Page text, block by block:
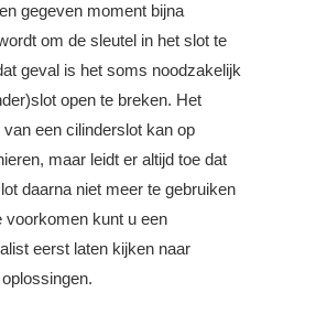
gegeven moment bijna
om de sleutel in het slot te
geval is het soms noodzakelijk
open te breken. Het
een cilinderslot kan op
maar leidt er altijd toe dat
daarna niet meer te gebruiken
voorkomen kunt u een
eerst laten kijken naar